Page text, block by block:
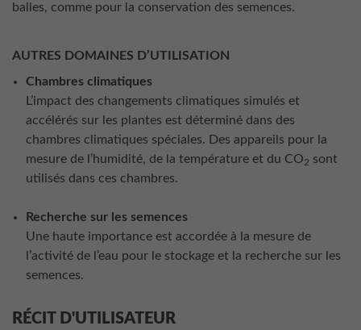
balles, comme pour la conservation des semences.
AUTRES DOMAINES D’UTILISATION
Chambres climatiques
L’impact des changements climatiques simulés et
accélérés sur les plantes est déterminé dans des
chambres climatiques spéciales. Des appareils pour la
mesure de l’humidité, de la température et du CO2 sont
utilisés dans ces chambres.
Recherche sur les semences
Une haute importance est accordée à la mesure de
l’activité de l’eau pour le stockage et la recherche sur les
semences.
RÉCIT D'UTILISATEUR